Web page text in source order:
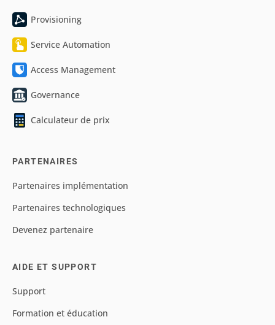
Provisioning
Service Automation
Access Management
Governance
Calculateur de prix
PARTENAIRES
Partenaires implémentation
Partenaires technologiques
Devenez partenaire
AIDE ET SUPPORT
Support
Formation et éducation